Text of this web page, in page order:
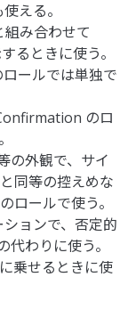
える。
み合わせて
るときに使う。
ールでは単独で
のロ
の外観で、サイ
同等の控えめな
ールで使う。
ョンで、否定的
わりに使う。
乗せるときに使